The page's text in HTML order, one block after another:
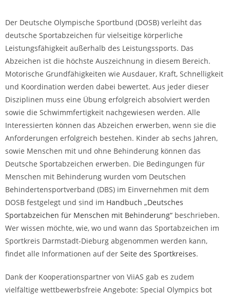
Der Deutsche Olympische Sportbund (DOSB) verleiht das
deutsche Sportabzeichen für vielseitige körperliche
Leistungsfähigkeit außerhalb des Leistungssports. Das
Abzeichen ist die höchste Auszeichnung in diesem Bereich.
Motorische Grundfähigkeiten wie Ausdauer, Kraft, Schnelligkeit
und Koordination werden dabei bewertet. Aus jeder dieser
Disziplinen muss eine Übung erfolgreich absolviert werden
sowie die Schwimmfertigkeit nachgewiesen werden. Alle
Interessierten können das Abzeichen erwerben, wenn sie die
Anforderungen erfolgreich bestehen. Kinder ab sechs Jahren,
sowie Menschen mit und ohne Behinderung können das
Deutsche Sportabzeichen erwerben. Die Bedingungen für
Menschen mit Behinderung wurden vom Deutschen
Behindertensportverband (DBS) im Einvernehmen mit dem
DOSB festgelegt und sind im Handbuch „Deutsches
Sportabzeichen für Menschen mit Behinderung“ beschrieben.
Wer wissen möchte, wie, wo und wann das Sportabzeichen im
Sportkreis Darmstadt-Dieburg abgenommen werden kann,
findet alle Informationen auf der Seite des Sportkreises.
Dank der Kooperationspartner von ViiAS gab es zudem
vielfältige wettbewerbsfreie Angebote: Special Olympics bot